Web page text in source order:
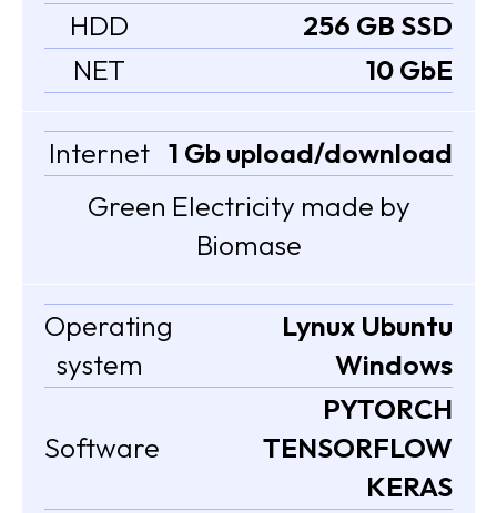
HDD
256 GB SSD
NET
10 GbE
Internet 1 Gb upload/download
Green Electricity made by
Biomase
Operating
system
Lynux Ubuntu
Windows
Software
PYTORCH
TENSORFLOW
KERAS